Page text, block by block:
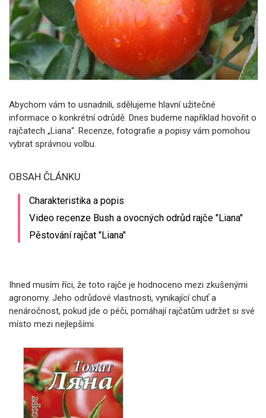
Abychom vám to usnadnili, sdělujeme hlavní užitečné
informace o konkrétní odrůdě. Dnes budeme například hovořit o
rajčatech „Liana“. Recenze, fotografie a popisy vám pomohou
vybrat správnou volbu.
OBSAH ČLÁNKU
Charakteristika a popis
Video recenze Bush a ovocných odrůd rajče "Liana"
Pěstování rajčat "Liana"
Ihned musím říci, že toto rajče je hodnoceno mezi zkušenými
agronomy. Jeho odrůdové vlastnosti, vynikající chuť a
nenáročnost, pokud jde o péči, pomáhají rajčatům udržet si své
místo mezi nejlepšími.